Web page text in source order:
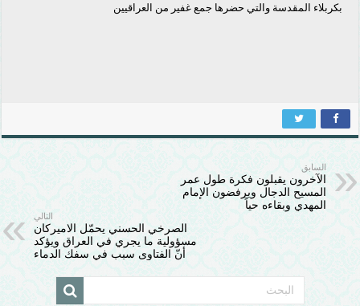
بكربلاء المقدسة والتي حضرها جمع غفير من العراقيين
السابق
الآخرون يقبلون فكرة طول عمر
المسيح الدجال ويرفضون الإمام
المهدي وبقاءه حياً
التالي
الصرخي الحسني يحمّل الاميركان
مسؤولية ما يجري في العراق ويؤكد
أنّ الفتاوى سبب في سفك الدماء